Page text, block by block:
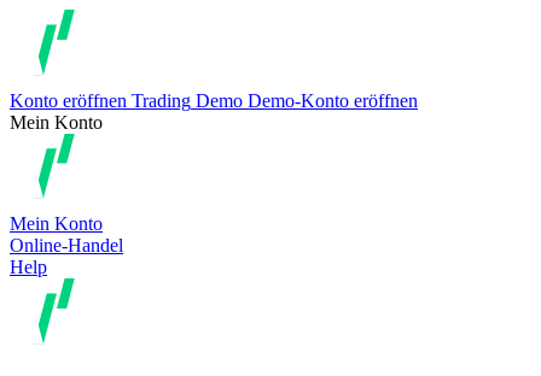
Konto eröffnen Trading Demo Demo-Konto eröffnen
Mein Konto
Mein Konto
Online-Handel
Help